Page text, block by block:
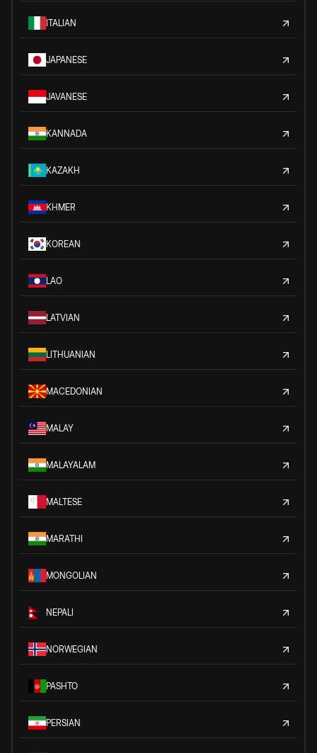
ITALIAN
JAPANESE
JAVANESE
KANNADA
KAZAKH
KHMER
KOREAN
LAO
LATVIAN
LITHUANIAN
MACEDONIAN
MALAY
MALAYALAM
MALTESE
MARATHI
MONGOLIAN
NEPALI
NORWEGIAN
PASHTO
PERSIAN